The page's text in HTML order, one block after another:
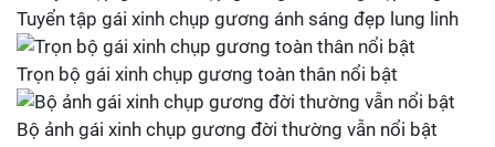
Tuyển tập gái xinh chụp gương ánh sáng đẹp lung linh
Trọn bộ gái xinh chụp gương toàn thân nổi bật
Bộ ảnh gái xinh chụp gương đời thường vẫn nổi bật